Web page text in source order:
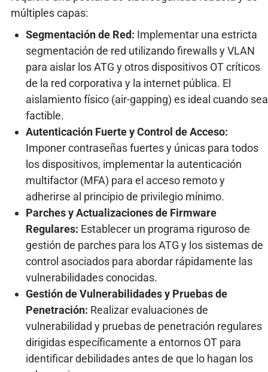
múltiples capas:
Segmentación de Red: Implementar una estricta
segmentación de red utilizando firewalls y VLAN
para aislar los ATG y otros dispositivos OT críticos
de la red corporativa y la internet pública. El
aislamiento físico (air-gapping) es ideal cuando sea
factible.
Autenticación Fuerte y Control de Acceso:
Imponer contraseñas fuertes y únicas para todos
los dispositivos, implementar la autenticación
multifactor (MFA) para el acceso remoto y
adherirse al principio de privilegio mínimo.
Parches y Actualizaciones de Firmware
Regulares: Establecer un programa riguroso de
gestión de parches para los ATG y los sistemas de
control asociados para abordar rápidamente las
vulnerabilidades conocidas.
Gestión de Vulnerabilidades y Pruebas de
Penetración: Realizar evaluaciones de
vulnerabilidad y pruebas de penetración regulares
dirigidas específicamente a entornos OT para
identificar debilidades antes de que lo hagan los